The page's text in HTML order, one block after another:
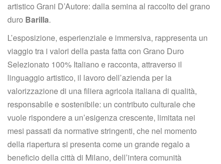
artistico Grani D’Autore: dalla semina al raccolto del grano
duro Barilla.
L’esposizione, esperienziale e immersiva, rappresenta un
viaggio tra i valori della pasta fatta con Grano Duro
Selezionato 100% Italiano e racconta, attraverso il
linguaggio artistico, il lavoro dell’azienda per la
valorizzazione di una filiera agricola italiana di qualità,
responsabile e sostenibile: un contributo culturale che
vuole rispondere a un’esigenza crescente, limitata nei
mesi passati da normative stringenti, che nel momento
della riapertura si presenta come un grande regalo a
beneficio della città di Milano, dell’intera comunità